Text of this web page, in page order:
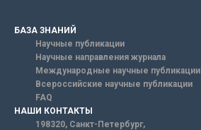
БАЗА ЗНАНИЙ
Научные публикации
Научные направления журнала
Международные научные публикации
Всероссийские научные публикации
FAQ
НАШИ КОНТАКТЫ
198320, Санкт-Петербург,